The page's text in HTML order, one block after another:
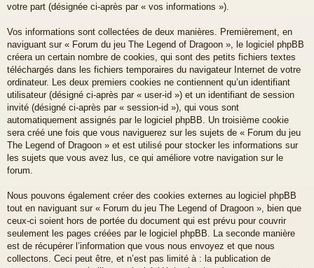
votre part (désignée ci-après par « vos informations »).
Vos informations sont collectées de deux manières. Premièrement, en
naviguant sur « Forum du jeu The Legend of Dragoon », le logiciel phpBB
créera un certain nombre de cookies, qui sont des petits fichiers textes
téléchargés dans les fichiers temporaires du navigateur Internet de votre
ordinateur. Les deux premiers cookies ne contiennent qu’un identifiant
utilisateur (désigné ci-après par « user-id ») et un identifiant de session
invité (désigné ci-après par « session-id »), qui vous sont
automatiquement assignés par le logiciel phpBB. Un troisième cookie
sera créé une fois que vous naviguerez sur les sujets de « Forum du jeu
The Legend of Dragoon » et est utilisé pour stocker les informations sur
les sujets que vous avez lus, ce qui améliore votre navigation sur le
forum.
Nous pouvons également créer des cookies externes au logiciel phpBB
tout en naviguant sur « Forum du jeu The Legend of Dragoon », bien que
ceux-ci soient hors de portée du document qui est prévu pour couvrir
seulement les pages créées par le logiciel phpBB. La seconde manière
est de récupérer l’information que vous nous envoyez et que nous
collectons. Ceci peut être, et n’est pas limité à : la publication de